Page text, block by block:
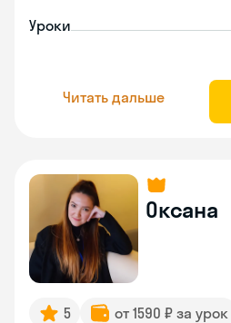
Уроки
Читать дальше
Оксана
5 от 1590 ₽ за урок